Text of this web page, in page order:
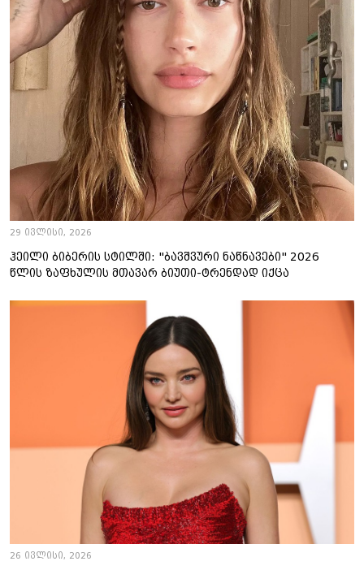
29 ივლისი, 2026
ჰეილი ბიბერის სტილში: "ბავშვური ნაწნავები" 2026
წლის ზაფხულის მთავარ ბიუთი-ტრენდად იქცა
26 ივლისი, 2026